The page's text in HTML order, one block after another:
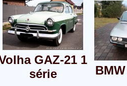
GAZ-21 1
série